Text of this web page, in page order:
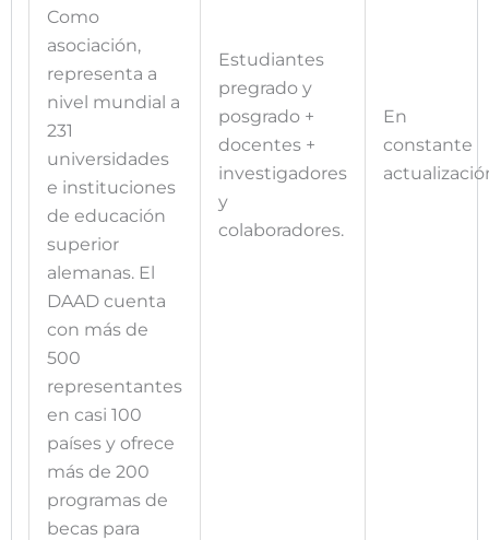
Como
asociación,
representa a
nivel mundial a
231
universidades
e instituciones
de educación
superior
alemanas. El
DAAD cuenta
con más de
500
representantes
en casi 100
países y ofrece
más de 200
programas de
becas para
Estudiantes
pregrado y
posgrado +
docentes +
investigadores
y
colaboradores.
En
constante